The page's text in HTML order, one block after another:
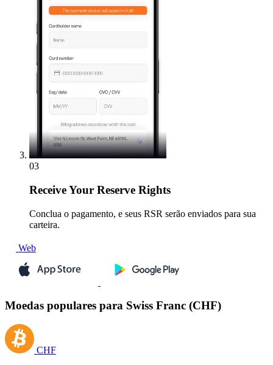
03
ReceiveYour Reserve Rights
Conclua o pagamento, e seus RSR serão enviados para sua
carteira.
Web
Moedas populares para Swiss Franc (CHF)
CHF